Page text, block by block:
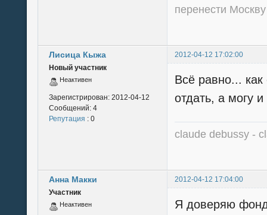
перенести
Лисица Кыжа
2012-04-12 17:02:00
Новый участник
Неактивен
Зарегистрирован: 2012-04-12
Сообщений: 4
Репутация : 0
Всё равно...
отдать, а могу и
claude debussy -
Анна Макки
2012-04-12 17:04:00
Участник
Неактивен
Я доверяю